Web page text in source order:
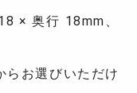
× 奥行 18mm、
お選びいただけ